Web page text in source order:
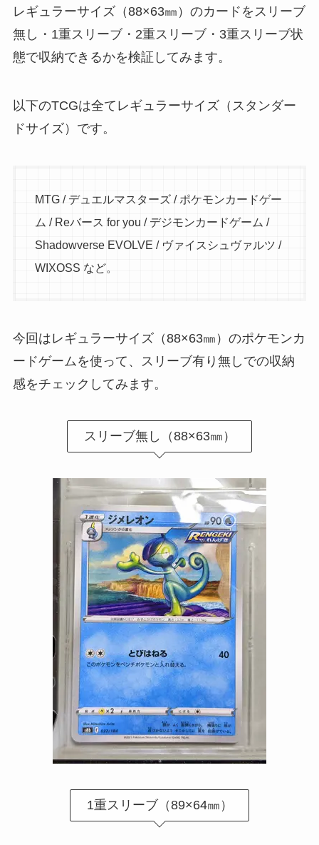
レギュラーサイズ（88×63㎜）のカードをスリーブ
無し・1重スリーブ・2重スリーブ・3重スリーブ状
態で収納できるかを検証してみます。
以下のTCGは全てレギュラーサイズ（スタンダー
ドサイズ）です。
MTG / デュエルマスターズ / ポケモンカードゲー
ム / Reバース for you / デジモンカードゲーム /
Shadowverse EVOLVE / ヴァイスシュヴァルツ /
WIXOSS など。
今回はレギュラーサイズ（88×63㎜）のポケモンカ
ードゲームを使って、スリーブ有り無しでの収納
感をチェックしてみます。
スリーブ無し（88×63㎜）
1重スリーブ（89×64㎜）